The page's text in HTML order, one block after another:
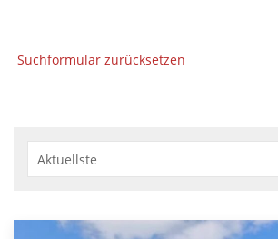
Suchformular zurücksetzen